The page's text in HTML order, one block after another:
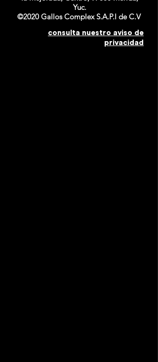
Yuc.
©2020 Gallos Complex S.A.P.I de C.V
consulta nuestro aviso de
privacidad